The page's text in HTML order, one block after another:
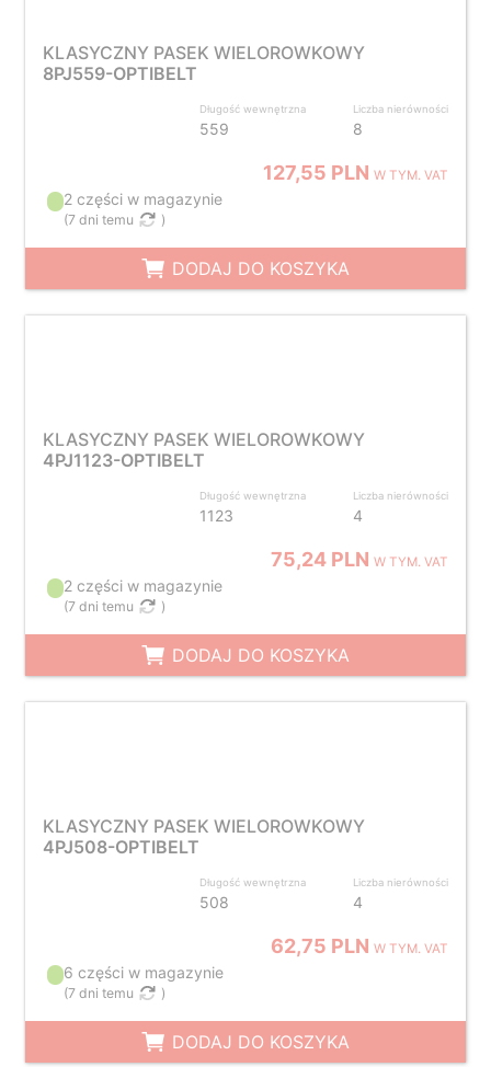
KLASYCZNY PASEK WIELOROWKOWY
8PJ559-OPTIBELT
Długość wewnętrzna
559
Liczba nierówności
8
127,55 PLNW TYM. VAT
2 części w magazynie
(7 dni temu )
DODAJ DO KOSZYKA
KLASYCZNY PASEK WIELOROWKOWY
4PJ1123-OPTIBELT
Długość wewnętrzna
1123
Liczba nierówności
4
75,24 PLNW TYM. VAT
2 części w magazynie
(7 dni temu )
DODAJ DO KOSZYKA
KLASYCZNY PASEK WIELOROWKOWY
4PJ508-OPTIBELT
Długość wewnętrzna
508
Liczba nierówności
4
62,75 PLNW TYM. VAT
6 części w magazynie
(7 dni temu )
DODAJ DO KOSZYKA